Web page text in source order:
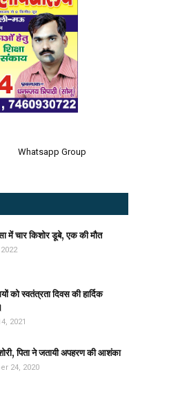
Whatsapp Group
में चार किशोर डूबे, एक की मौत
को स्वतंत्रता दिवस की हार्दिक
2021
पिता ने जतायी अपहरण की आशंका
24, 2020